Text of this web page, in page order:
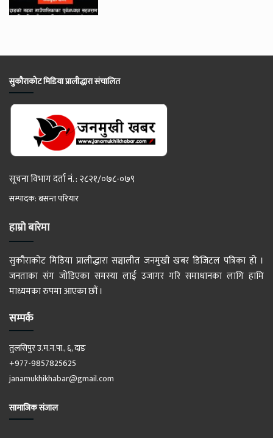
सुकौराकोट मिडिया प्रालीद्धारा संचालित
सूचना विभाग दर्ता नं. : २८२१/०७८-०७९
सम्पादक: बसन्त परियार
हाम्रो बारेमा
सुकौराकोट मिडिया प्रालीद्धारा सञ्चालीत जनमुखी खबर डिजिटल पत्रिका हो ।
जनताका संग जोडिएका समस्या लाई उजागर गरि समाधानका लागि हामि
माध्यमका रुपमा आएका छौं ।
सम्पर्क
तुलसिपुर उ.म.न.पा., ६, दाङ
+977-9857825625
janamukhikhabar@gmail.com
सामाजिक संजाल